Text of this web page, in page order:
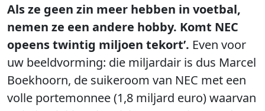
Als ze geen zin meer hebben in voetbal,
nemen ze een andere hobby. Komt NEC
opeens twintig miljoen tekort’. Even voor
uw beeldvorming: die miljardair is dus Marcel
Boekhoorn, de suikeroom van NEC met een
volle portemonnee (1,8 miljard euro) waarvan